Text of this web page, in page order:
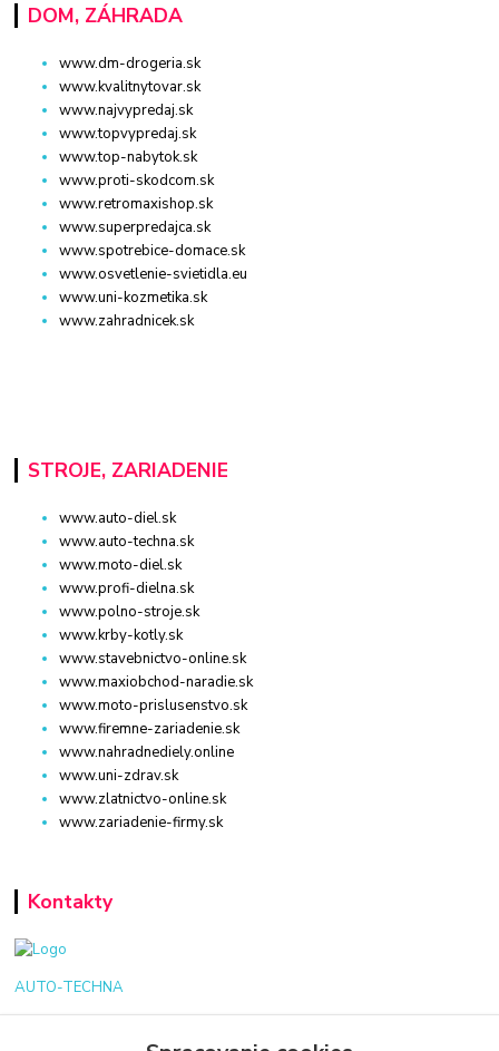
DOM, ZÁHRADA
www.dm-drogeria.sk
www.kvalitnytovar.sk
www.najvypredaj.sk
www.topvypredaj.sk
www.top-nabytok.sk
www.proti-skodcom.sk
www.retromaxishop.sk
www.superpredajca.sk
www.spotrebice-domace.sk
www.osvetlenie-svietidla.eu
www.uni-kozmetika.sk
www.zahradnicek.sk
STROJE, ZARIADENIE
www.auto-diel.sk
www.auto-techna.sk
www.moto-diel.sk
www.profi-dielna.sk
www.polno-stroje.sk
www.krby-kotly.sk
www.stavebnictvo-online.sk
www.maxiobchod-naradie.sk
www.moto-prislusenstvo.sk
www.firemne-zariadenie.sk
www.nahradnediely.online
www.uni-zdrav.sk
www.zlatnictvo-online.sk
www.zariadenie-firmy.sk
Kontakty
AUTO-TECHNA
+421 940 949 000